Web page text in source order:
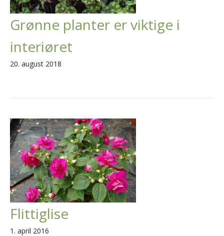
Grønne planter er viktige i
interiøret
20. august 2018
Flittiglise
1. april 2016